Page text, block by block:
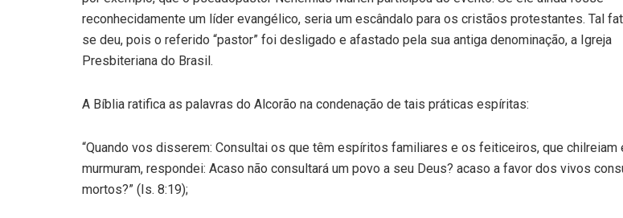
reconhecidamente um líder evangélico, seria um escândalo para os cristãos protestantes. Tal
se deu, pois o referido “pastor” foi desligado e afastado pela sua antiga denominação, a Igreja
Presbiteriana do Brasil.
A Bíblia ratifica as palavras do Alcorão na condenação de tais práticas espíritas:
“Quando vos disserem: Consultai os que têm espíritos familiares e os feiticeiros, que chilreiam
murmuram, respondei: Acaso não consultará um povo a seu Deus? acaso a favor dos vivos
mortos?” (Is. 8:19);